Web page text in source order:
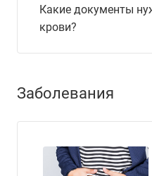
Какие документы
крови?
Заболевания